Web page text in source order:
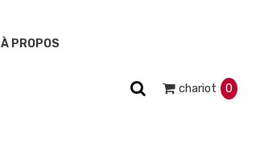
À PROPOS
chariot 0